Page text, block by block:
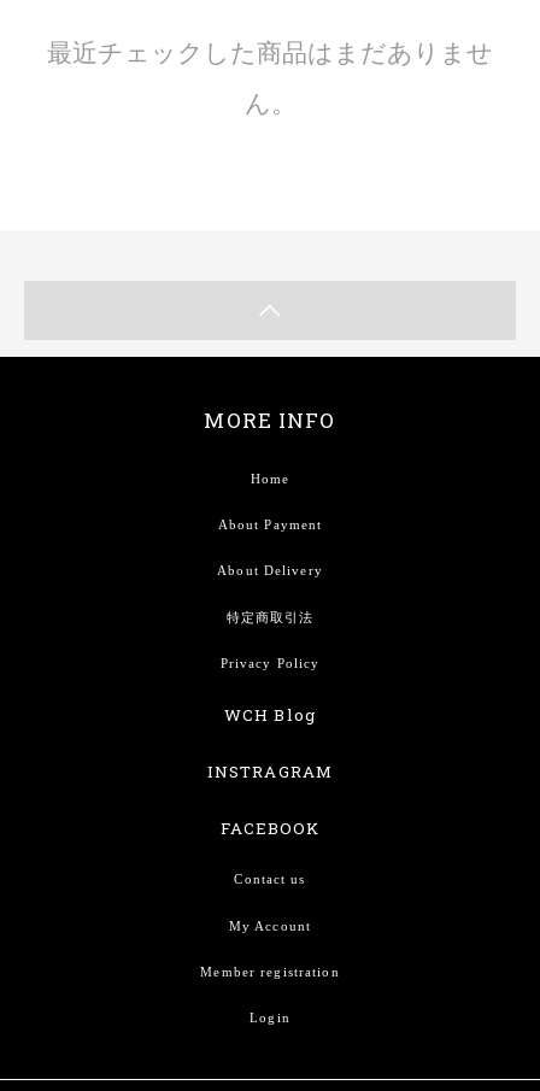
最近チェックした商品はまだありませ
ん。
MORE INFO
Home
About Payment
About Delivery
特定商取引法
Privacy Policy
WCH Blog
INSTRAGRAM
FACEBOOK
Contact us
My Account
Member registration
Login